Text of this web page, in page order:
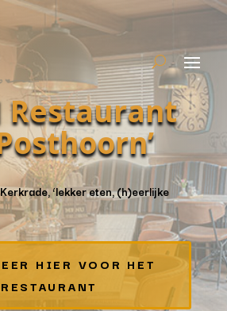
Restaurant
‘lekker eten, (h)eerlijke
HIER VOOR HET
RESTAURANT